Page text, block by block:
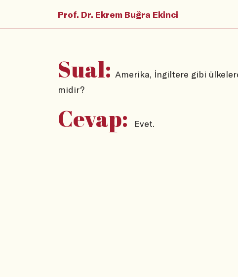
Prof. Dr. Ekrem Buğra Ekinci
Sual: Amerika, İngiltere gibi
midir?
Cevap: Evet.